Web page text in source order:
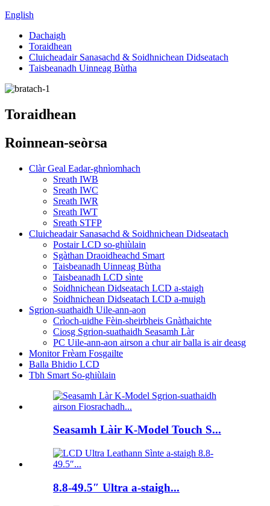
English
Dachaigh
Toraidhean
Cluicheadair Sanasachd & Soidhnichean Didseatach
Taisbeanadh Uinneag Bùtha
Toraidhean
Roinnean-seòrsa
Clàr Geal Eadar-ghnìomhach
Sreath IWB
Sreath IWC
Sreath IWR
Sreath IWT
Sreath STFP
Cluicheadair Sanasachd & Soidhnichean Didseatach
Postair LCD so-ghiùlain
Sgàthan Draoidheachd Smart
Taisbeanadh Uinneag Bùtha
Taisbeanadh LCD sìnte
Soidhnichean Didseatach LCD a-staigh
Soidhnichean Didseatach LCD a-muigh
Sgrion-suathaidh Uile-ann-aon
Crìoch-uidhe Fèin-sheirbheis Gnàthaichte
Ciosg Sgrion-suathaidh Seasamh Làr
PC Uile-ann-aon airson a chur air balla is air deasg
Monitor Frèam Fosgailte
Balla Bhidio LCD
Tbh Smart So-ghiùlain
Seasamh Làir K-Model Touch S...
8.8-49.5″ Ultra a-staigh...